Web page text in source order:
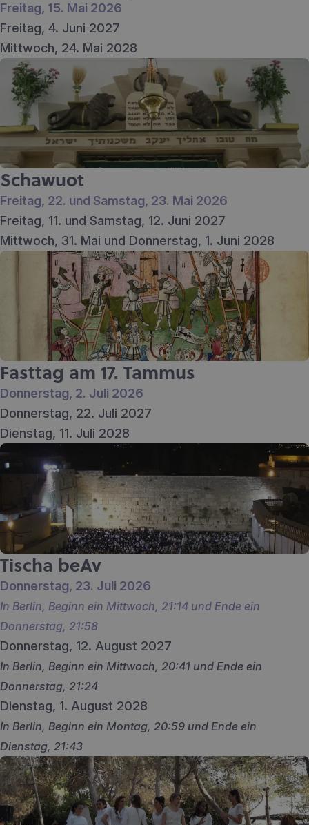
Freitag, 15. Mai 2026
Freitag, 4. Juni 2027
Mittwoch, 24. Mai 2028
Schawuot
Freitag, 22. und Samstag, 23. Mai 2026
Freitag, 11. und Samstag, 12. Juni 2027
Mittwoch, 31. Mai und Donnerstag, 1. Juni 2028
Fasttag am 17. Tammus
Donnerstag, 2. Juli 2026
Donnerstag, 22. Juli 2027
Dienstag, 11. Juli 2028
Tischa beAv
Donnerstag, 23. Juli 2026
In Berlin, Beginn ein Mittwoch, 21:14 und Ende ein
Donnerstag, 21:58
Donnerstag, 12. August 2027
In Berlin, Beginn ein Mittwoch, 20:41 und Ende ein
Donnerstag, 21:24
Dienstag, 1. August 2028
In Berlin, Beginn ein Montag, 20:59 und Ende ein
Dienstag, 21:43